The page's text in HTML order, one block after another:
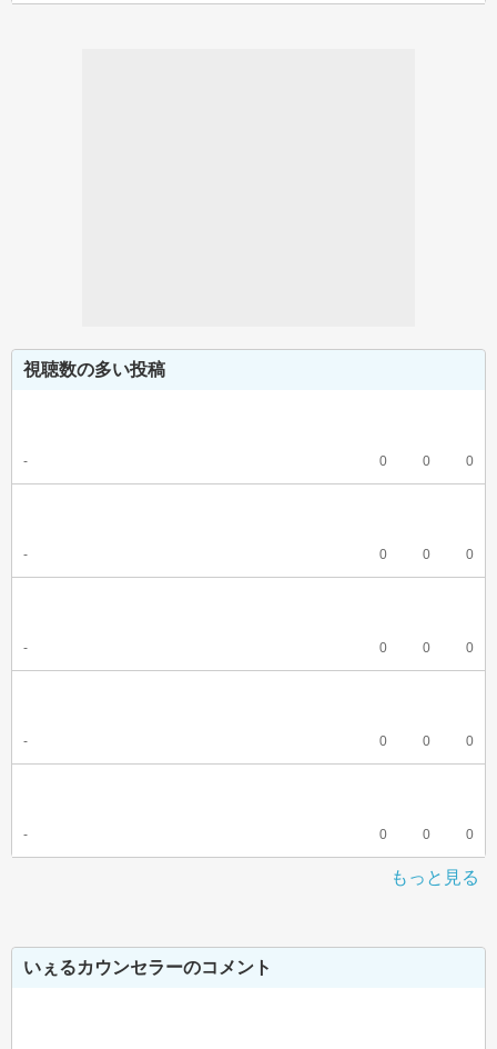
視聴数の多い投稿
- 0 0 0
- 0 0 0
- 0 0 0
- 0 0 0
- 0 0 0
もっと見る
いぇるカウンセラーのコメント